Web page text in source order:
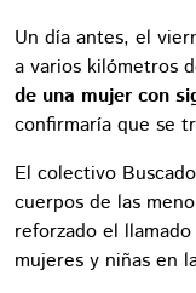
Un día antes, el
a varios kilómetros
de una mujer con
confirmaría que se
El colectivo
cuerpos de las
reforzado el
mujeres y niñas en